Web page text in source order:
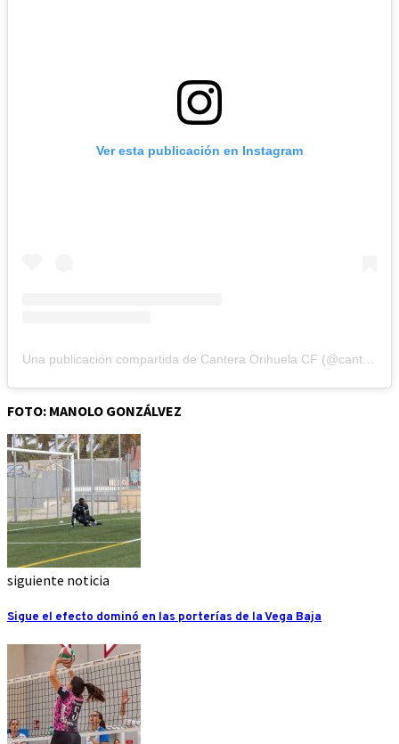
Ver esta publicación en Instagram
Una publicación compartida de Cantera Orihuela CF (@cantera_orihuelacf)
FOTO: MANOLO GONZÁLVEZ
siguiente noticia
Sigue el efecto dominó en las porterías de la Vega Baja